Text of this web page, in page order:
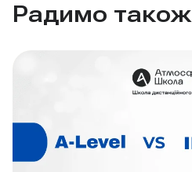
Радимо також